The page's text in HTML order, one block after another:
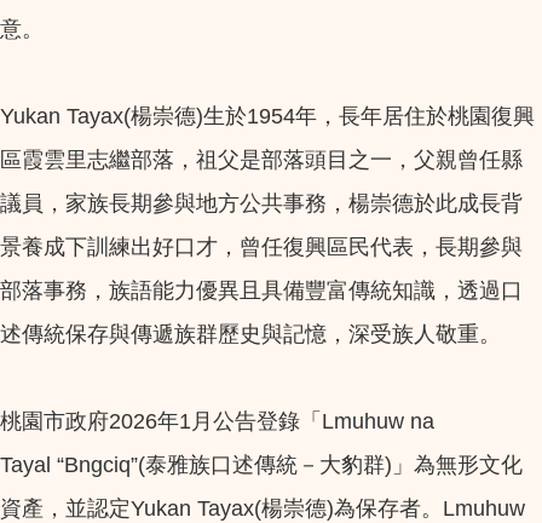
意。
Yukan Tayax(楊崇德)生於1954年，長年居住於桃園復興
區霞雲里志繼部落，祖父是部落頭目之一，父親曾任縣
議員，家族長期參與地方公共事務，楊崇德於此成長背
景養成下訓練出好口才，曾任復興區民代表，長期參與
部落事務，族語能力優異且具備豐富傳統知識，透過口
述傳統保存與傳遞族群歷史與記憶，深受族人敬重。
桃園市政府2026年1月公告登錄「Lmuhuw na
Tayal “Bngciq”(泰雅族口述傳統－大豹群)」為無形文化
資產，並認定Yukan Tayax(楊崇德)為保存者。Lmuhuw